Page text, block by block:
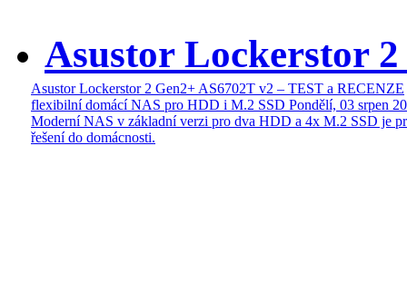
Asustor Lockerstor
Asustor Lockerstor 2 Gen2+ AS6702T v2 – TEST a RECENZE
flexibilní domácí NAS pro HDD i M.2 SSD Pondělí, 03 srpen
Moderní NAS v základní verzi pro dva HDD a 4x M.2 SSD je
řešení do domácnosti.